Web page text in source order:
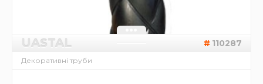
UASTAL 110287
Декоративні труби